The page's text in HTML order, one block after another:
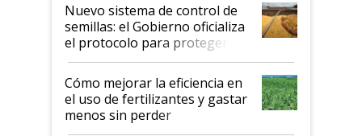
Nuevo sistema de control de
semillas: el Gobierno oficializa
el protocolo para proteger la
propiedad intelectual
Cómo mejorar la eficiencia en
el uso de fertilizantes y gastar
menos sin perder
productividad en la campaña